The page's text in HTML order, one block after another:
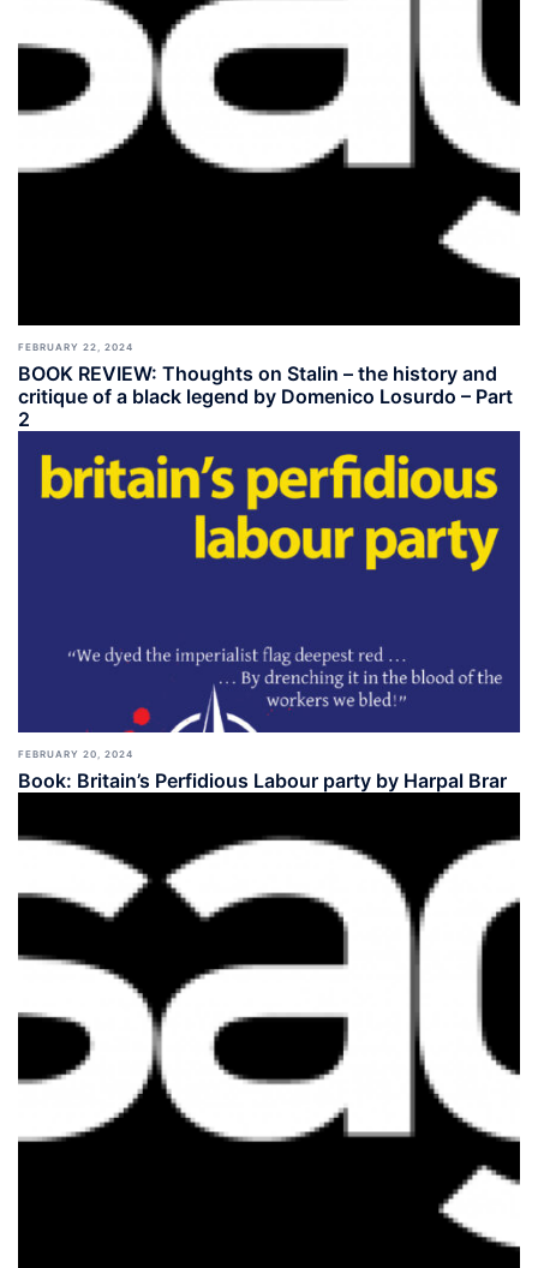
FEBRUARY 22, 2024
BOOK REVIEW: Thoughts on Stalin – the history and
critique of a black legend by Domenico Losurdo – Part
2
FEBRUARY 20, 2024
Book: Britain’s Perfidious Labour party by Harpal Brar